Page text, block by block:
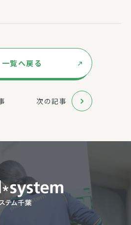
一覧へ戻る
次の記事